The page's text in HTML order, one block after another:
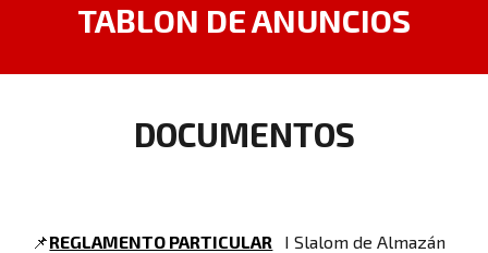
TABLON DE ANUNCIOS
DOCUMENTOS
📌REGLAMENTO PARTICULAR I Slalom deAlmazán